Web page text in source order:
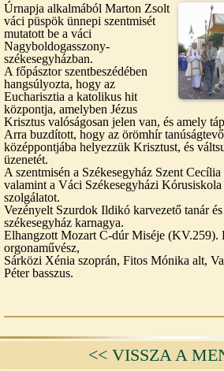
Úrnapja alkalmából Marton Zsolt
váci püspök ünnepi szentmisét
mutatott be a váci
Nagyboldogasszony-
székesegyházban.
A főpásztor szentbeszédében
hangsúlyozta, hogy az
Eucharisztia a katolikus hit
központja, amelyben Jézus
Krisztus valóságosan jelen van, és amely
Arra buzdított, hogy az örömhír
középpontjába helyezzük Krisztust, és
üzenetét.
A szentmisén a Székesegyház Szent
valamint a Váci Székesegyházi Kórusiskola
szolgálatot.
Vezényelt Szurdok Ildikó karvezető tanár
székesegyház karnagya.
Elhangzott Mozart C-dúr Miséje (KV.259).
orgonaművész,
Sárközi Xénia szoprán, Fitos Mónika alt,
Péter basszus.
<< VISSZA A